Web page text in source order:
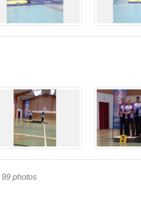
99 photos